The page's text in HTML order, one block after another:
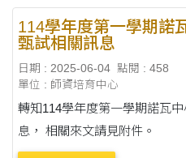
114學年度第一學期諾
甄試相關訊息
日期 : 2025-06-04 點閱 : 458
單位 : 師資培育中心
轉知114學年度第一學期諾瓦
息， 相關來文請見附件。